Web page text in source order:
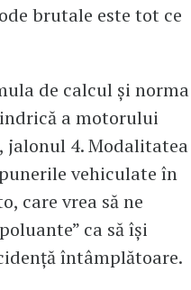
brutale este tot ce
de calcul și norma
a motorului
jalonul 4. Modalitatea
vehiculate în
care vrea să ne
ca să își
întâmplătoare.